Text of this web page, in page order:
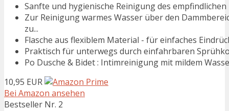
Sanfte und hygienische Reinigung des
Zur Reinigung warmes Wasser über den
zu...
Flasche aus flexiblem Material - für einfaches
Praktisch für unterwegs durch einfahrbaren
Po Dusche & Bidet : Intimreinigung mit mildem
10,95 EUR
Bei Amazon ansehen
Bestseller Nr. 2